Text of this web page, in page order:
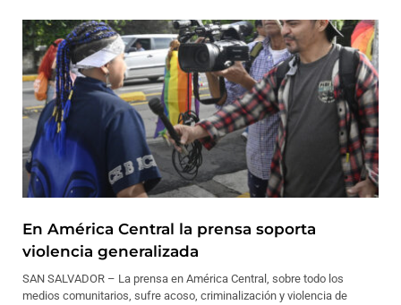
En América Central la prensa soporta
violencia generalizada
SAN SALVADOR – La prensa en América Central, sobre todo los
medios comunitarios, sufre acoso, criminalización y violencia de